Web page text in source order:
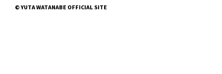
© YUTA WATANABE OFFICIAL SITE